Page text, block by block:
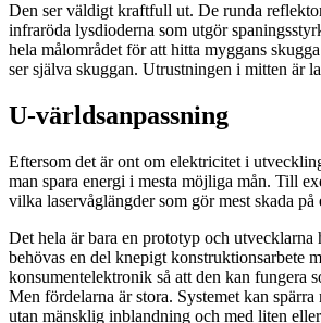
Den ser väldigt kraftfull ut. De runda
infraröda lysdioderna som utgör
hela målområdet för att hitta myggans
ser själva skuggan. Utrustningen i mitten är
U-världsanpassning
Eftersom det är ont om elektricitet i
man spara energi i mesta möjliga mån. Till
vilka laservåglängder som gör mest skada på
Det hela är bara en prototyp och utvecklarna
behövas en del knepigt konstruktionsarbete
konsumentelektronik så att den kan fungera
Men fördelarna är stora. Systemet kan
utan mänsklig inblandning och med liten